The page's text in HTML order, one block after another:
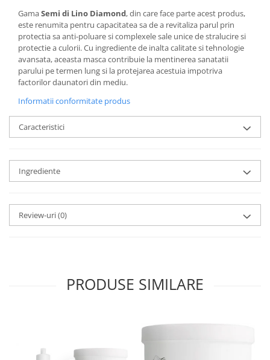
GamaSemi di Lino Diamond, din care face parte acest produs,
este renumita pentru capacitatea sa de a revitaliza parul prin
protectia sa anti-poluare si complexele sale unice de stralucire si
protectie a culorii. Cu ingrediente de inalta calitate si tehnologie
avansata, aceasta masca contribuie la mentinerea sanatatii
parului pe termen lung si la protejarea acestuia impotriva
factorilor daunatori din mediu.
Informatii conformitate produs
Caracteristici
Ingrediente
Review-uri(0)
PRODUSE SIMILARE